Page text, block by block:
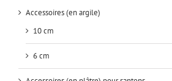
Accessoires (en argile)
10 cm
6 cm